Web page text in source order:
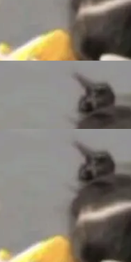
，Spa
，支
的面
沛的经
括：
install.
划、写
，Muse
这些后
。整个
难度
。
T
零拷贝
层基
网平将
场景的
的技术
部署，
企业已
年人工